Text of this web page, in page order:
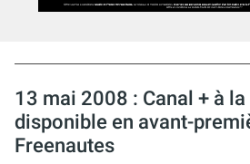
13 mai 2008 : Canal + à
disponible en avant-
Freenautes